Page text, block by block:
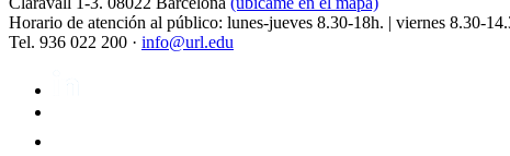
Horario de atención al público: lunes-jueves 8.30-18h. | viernes 8.30-
Tel. 936 022 200 · info@url.edu